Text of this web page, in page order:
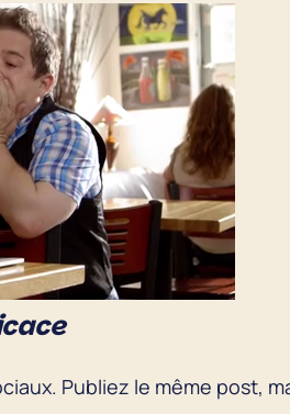
Publiez le même post,